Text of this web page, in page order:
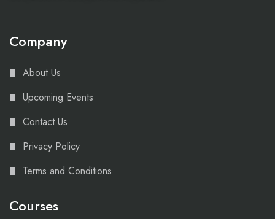
Company
About Us
Upcoming Events
Contact Us
Privacy Policy
Terms and Conditions
Courses